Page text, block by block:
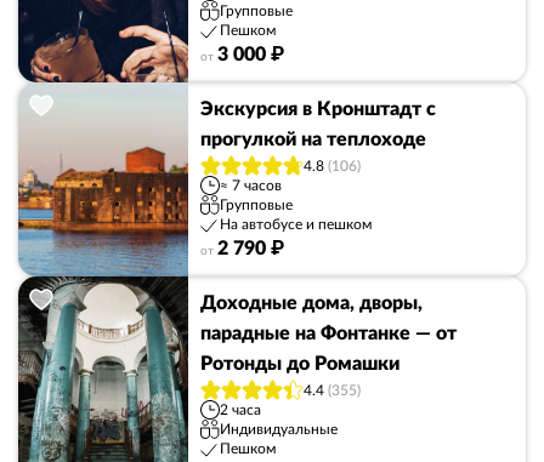
Групповые
Пешком
от 3 000 ₽
Экскурсия в Кронштадт с
прогулкой на теплоходе
4.8 (106)
≈ 7 часов
Групповые
На автобусе и пешком
от 2 790 ₽
Доходные дома, дворы,
парадные на Фонтанке — от
Ротонды до Ромашки
4.4 (355)
2 часа
Индивидуальные
Пешком